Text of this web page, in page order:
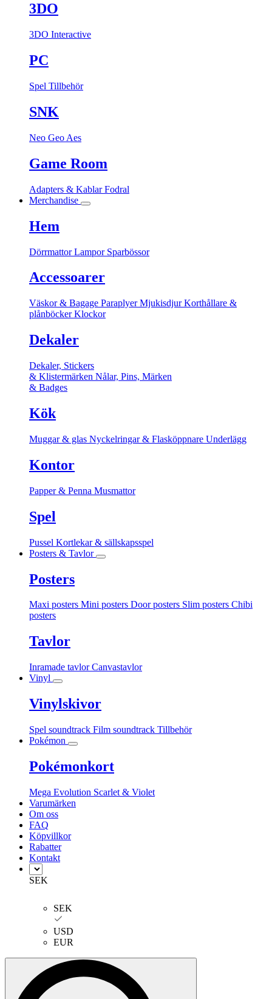
3DO
3DO Interactive
PC
Spel Tillbehör
SNK
Neo Geo Aes
Game Room
Adapters & KablarFodral
Merchandise
Hem
DörrmattorLampor Sparbössor
Accessoarer
Väskor & Bagage ParaplyerMjukisdjurKorthållare &
plånböckerKlockor
Dekaler
Dekaler, Stickers
& Klistermärken Nålar, Pins, Märken
& Badges
Kök
Muggar & glas Nyckelringar & Flasköppnare Underlägg
Kontor
Papper & Penna Musmattor
Spel
Pussel Kortlekar & sällskapsspel
Posters & Tavlor
Posters
Maxi posters Mini posters Door posters Slim posters Chibi
posters
Tavlor
Inramade tavlorCanvastavlor
Vinyl
Vinylskivor
Spel soundtrack Film soundtrack Tillbehör
Pokémon
Pokémonkort
Mega Evolution Scarlet & Violet
Varumärken
Om oss
FAQ
Köpvillkor
Rabatter
Kontakt
SEK
SEK
USD
EUR